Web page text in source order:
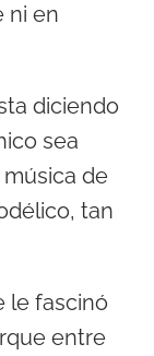
ni en
diciendo
sea
de
tan
le fascinó
entre